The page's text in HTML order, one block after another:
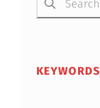
KEYWORDS